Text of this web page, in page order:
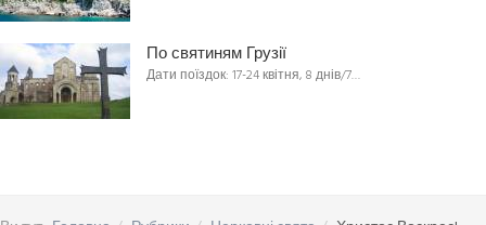
По святиням Грузії
Дати поїздок: 17-24 квітня, 8 днів/7…